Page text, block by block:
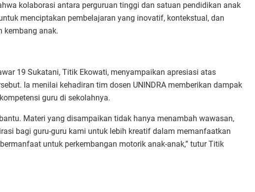
kolaborasi antara perguruan tinggi dan satuan pendidikan anak
menciptakan pembelajaran yang inovatif, kontekstual, dan
kembang anak.
19 Sukatani, Titik Ekowati, menyampaikan apresiasi atas
Ia menilai kehadiran tim dosen UNINDRA memberikan dampak
guru di sekolahnya.
Materi yang disampaikan tidak hanya menambah wawasan,
bagi guru-guru kami untuk lebih kreatif dalam memanfaatkan
untuk perkembangan motorik anak-anak,” tutur Titik